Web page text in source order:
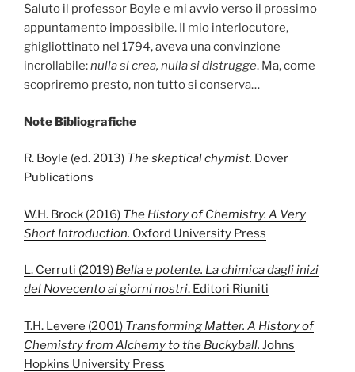
Saluto il professor Boyle e mi avvio verso il prossimo
appuntamento impossibile. Il mio interlocutore,
ghigliottinato nel 1794, aveva una convinzione
incrollabile:nulla si crea, nulla si distrugge. Ma, come
scopriremo presto, non tutto si conserva…
Note Bibliografiche
R. Boyle (ed. 2013) The skeptical chymist. Dover
Publications
W.H. Brock (2016) The History of Chemistry. A Very
Short Introduction. Oxford University Press
L. Cerruti (2019) Bella e potente. La chimica dagli inizi
del Novecento ai giorni nostri. Editori Riuniti
T.H. Levere (2001) Transforming Matter. A History of
Chemistry from Alchemy to the Buckyball. Johns
Hopkins University Press